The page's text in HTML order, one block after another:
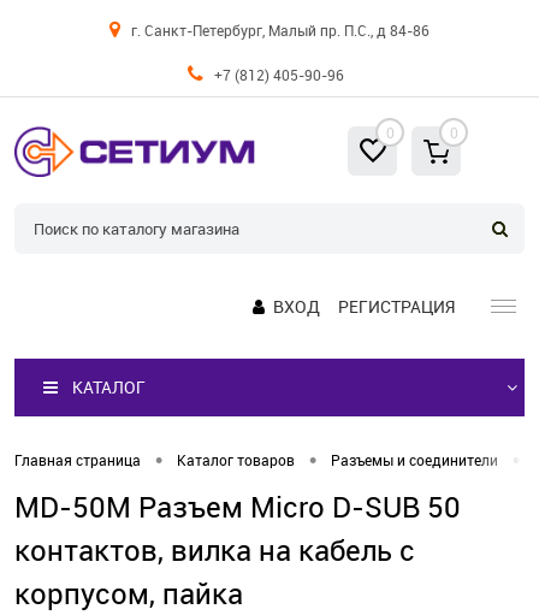
г. Санкт-Петербург, Малый пр. П.С., д 84-86
+7 (812) 405-90-96
0 0
ВХОД РЕГИСТРАЦИЯ
КАТАЛОГ
Главная страница • Каталог товаров • Разъемы и соединители
MD-50M Разъем Micro D-SUB 50
контактов, вилка на кабель с
корпусом, пайка